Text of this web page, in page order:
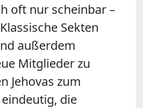
oft nur scheinbar –
Sekten
außerdem
Mitglieder zu
Jehovas zum
die